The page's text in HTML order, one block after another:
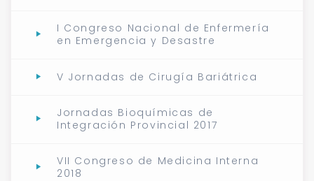
I Congreso Nacional de Enfermería
en Emergencia y Desastre
V Jornadas de Cirugía Bariátrica
Jornadas Bioquímicas de
Integración Provincial 2017
VII Congreso de Medicina Interna
2018